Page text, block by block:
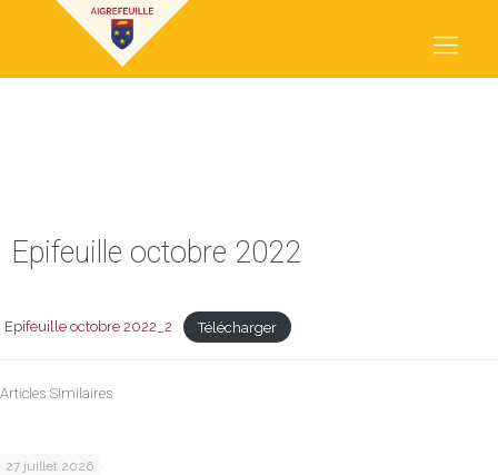
EPIFEUILLE OCTOBRE 2022
Epifeuille octobre 2022
Epifeuille octobre 2022_2 Télécharger
Articles Similaires
27 juillet 2026